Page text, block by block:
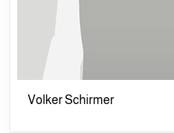
Volker Schirmer